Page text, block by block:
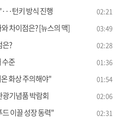
턴키 방식 진행 02:21
차이점은? [뉴스의 맥] 03:49
은? 02:28
수준 01:36
화상 주의해야" 01:54
기념품 박람회 02:06
이끌 성장 동력" 02:31